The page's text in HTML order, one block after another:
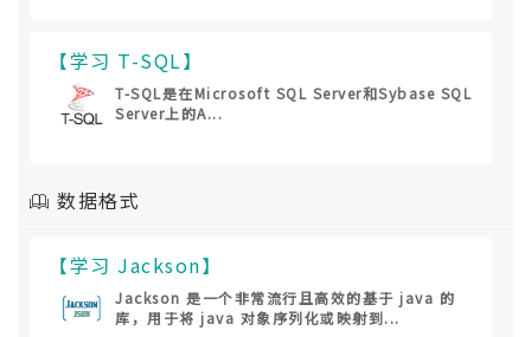
【学习 T-SQL】
T-SQL是在Microsoft SQL Server和Sybase SQL
Server上的A...
数据格式
【学习 Jackson】
Jackson 是一个非常流行且高效的基于 java 的
库，用于将 java 对象序列化或映射到...